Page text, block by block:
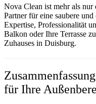
Nova Clean ist mehr als
Partner für eine saubere
Expertise, Professionalität
Balkon oder Ihre Terrasse
Zuhauses in Duisburg.
für Ihre